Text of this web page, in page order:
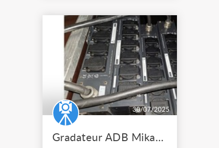
30/07/2025
Gradateur ADB Mikapack 15 gradateur 6x3KW